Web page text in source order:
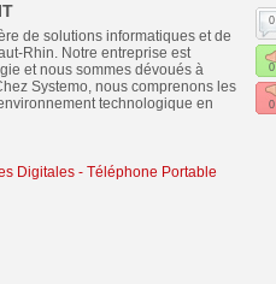
de solutions informatiques et de
Rhin. Notre entreprise est
et nous sommes dévoués à
Systemo, nous comprenons les
technologique en
Digitales- Téléphone Portable
0
0
0